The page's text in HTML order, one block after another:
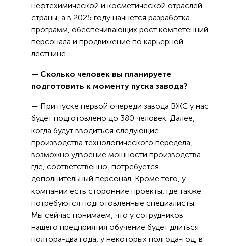
нефтехимической и косметической отраслей
страны, а в 2025 году начнется разработка
программ, обеспечивающих рост компетенций
персонала и продвижение по карьерной
лестнице.
— Сколько человек вы планируете
подготовить к моменту пуска завода?
— При пуске первой очереди завода ВЖС у нас
будет подготовлено до 380 человек. Далее,
когда будут вводиться следующие
производства технологического передела,
возможно удвоение мощности производства
где, соответственно, потребуется
дополнительный персонал. Кроме того, у
компании есть сторонние проекты, где также
потребуются подготовленные специалисты.
Мы сейчас понимаем, что у сотрудников
нашего предприятия обучение будет длиться
полтора-два года, у некоторых полгода-год, в